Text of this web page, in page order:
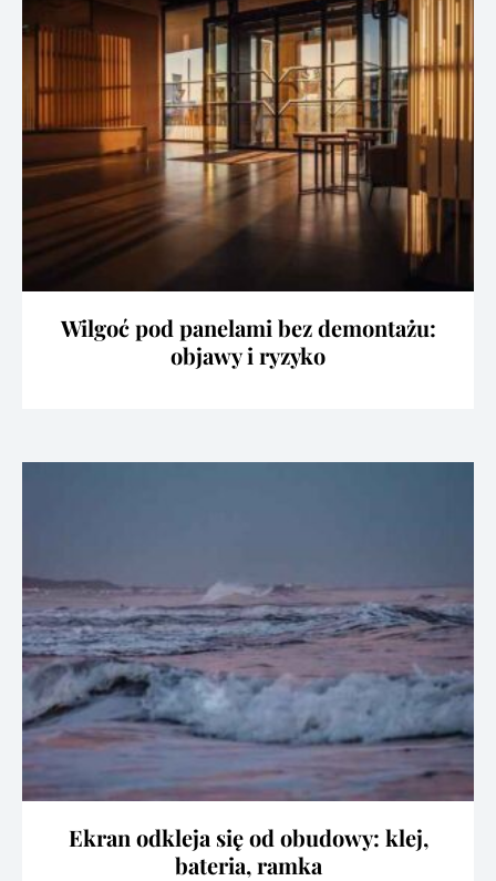
Wilgoć pod panelami bez demontażu:
objawy i ryzyko
Ekran odkleja się od obudowy: klej,
bateria, ramka